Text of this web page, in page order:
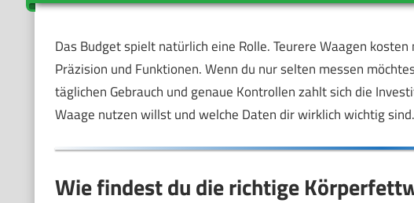
Das Budget spielt natürlich eine Rolle. Teurere Waagen
Präzision und Funktionen. Wenn du nur selten messen
täglichen Gebrauch und genaue Kontrollen zahlt sich die
Waage nutzen willst und welche Daten dir wirklich wichtig sind.
Wie findest du die richtige